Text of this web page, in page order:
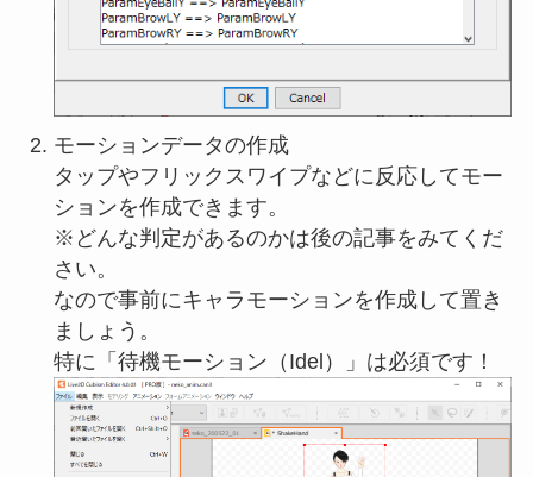
モーションデータの作成
タップやフリックスワイプなどに反応してモー
ションを作成できます。
※どんな判定があるのかは後の記事をみてくだ
さい。
なので事前にキャラモーションを作成して置き
ましょう。
特に「待機モーション（Idel）」は必須です！